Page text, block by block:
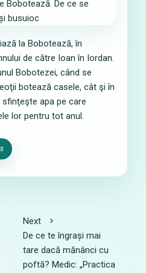
la Bobotează, în
de către Ioan în Iordan.
Bobotezei, când se
botează casele, cât şi în
apa pe care
lor pentru tot anul.
Next
De ce te îngrași mai
tare dacă mănânci cu
poftă? Medic: „Practica